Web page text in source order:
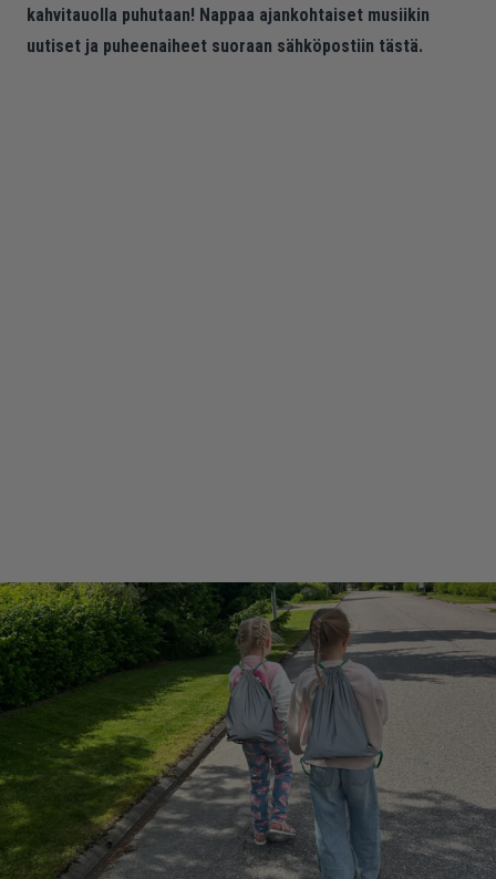
kahvitauolla puhutaan! Nappaa ajankohtaiset musiikin
uutiset ja puheenaiheet suoraan sähköpostiin tästä.